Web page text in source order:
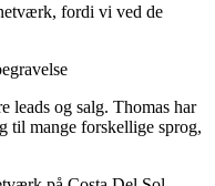
fordi vi ved de
leads og salg. Thomas har
til mange forskellige sprog,